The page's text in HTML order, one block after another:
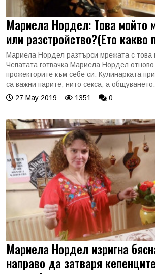
Мариела Нордел: Това мойто
или разстройство?(Ето какво
Мариела Нордел разтърси мрежата с това
Чепатата готвачка Мариела Нордел отново
прожекторите към себе си. Кулинарката
са важни парите, нито секса, а
27 May 2019
1351 0
Мариела Нордел изригна
направо да затваря